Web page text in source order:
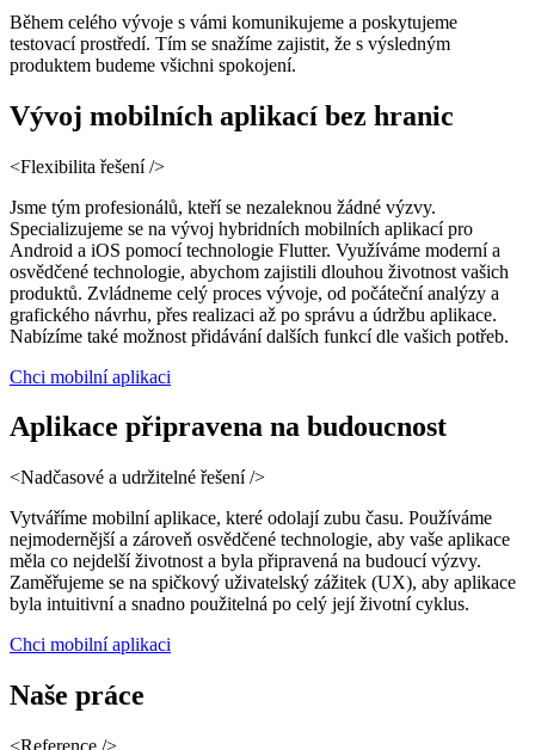
Během celého vývoje s vámi komunikujeme a poskytujeme
testovací prostředí. Tím se snažíme zajistit, že s výsledným
produktem budeme všichni spokojení.
Vývoj mobilních aplikací bez hranic
<Flexibilita řešení />
Jsme tým profesionálů, kteří se nezaleknou žádné výzvy.
Specializujeme se na vývoj hybridních mobilních aplikací pro
Android a iOS pomocí technologie Flutter. Využíváme moderní a
osvědčené technologie, abychom zajistili dlouhou životnost vašich
produktů. Zvládneme celý proces vývoje, od počáteční analýzy a
grafického návrhu, přes realizaci až po správu a údržbu aplikace.
Nabízíme také možnost přidávání dalších funkcí dle vašich potřeb.
Chci mobilní aplikaci
Aplikace připravena na budoucnost
<Nadčasové a udržitelné řešení />
Vytváříme mobilní aplikace, které odolají zubu času. Používáme
nejmodernější a zároveň osvědčené technologie, aby vaše aplikace
měla co nejdelší životnost a byla připravená na budoucí výzvy.
Zaměřujeme se na spičkový uživatelský zážitek (UX), aby aplikace
byla intuitivní a snadno použitelná po celý její životní cyklus.
Chci mobilní aplikaci
Naše práce